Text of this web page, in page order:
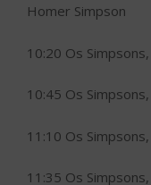
Homer Simpson
10:20 Os
10:45 Os
11:10 Os
11:35 Os